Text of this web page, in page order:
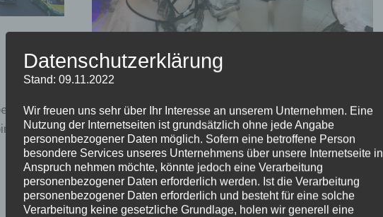
gerade so
– und
REISELUST/THAILAND 2020
Da, wo die Liebe zählt …
Datenschutzerklärung
Stand: 09.11.2022
Wir freuen uns sehr über Ihr Interesse an unserem Unternehmen. Eine
Nutzung der Internetseiten ist grundsätzlich ohne jede Angabe
personenbezogener Daten möglich. Sofern eine betroffene Person
besondere Services unseres Unternehmens über unsere Internetseite in
Anspruch nehmen möchte, könnte jedoch eine Verarbeitung
personenbezogener Daten erforderlich werden. Ist die Verarbeitung
personenbezogener Daten erforderlich und besteht für eine solche
Verarbeitung keine gesetzliche Grundlage, holen wir generell eine